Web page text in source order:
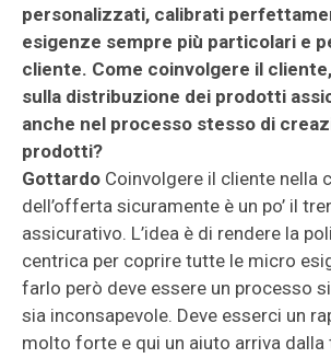
personalizzati, calibrati
esigenze sempre più particolari e
cliente. Come coinvolgere il
sulla distribuzione dei prodotti
anche nel processo stesso di
prodotti?
Gottardo Coinvolgere il cliente nella
dell’offerta sicuramente è un po’ il
assicurativo. L’idea è di rendere la
centrica per coprire tutte le micro
farlo però deve essere un processo
sia inconsapevole. Deve esserci un
molto forte e qui un aiuto arriva dalla